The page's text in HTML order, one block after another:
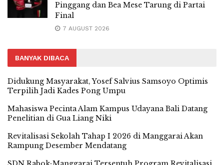
Pinggang dan Bea Mese Tarung di Partai
Final
7 AUGUST 2026
BANYAK DIBACA
Didukung Masyarakat, Yosef Salvius Samsoyo Optimis
Terpilih Jadi Kades Pong Umpu
Mahasiswa Pecinta Alam Kampus Udayana Bali Datang
Penelitian di Gua Liang Niki
Revitalisasi Sekolah Tahap I 2026 di Manggarai Akan
Rampung Desember Mendatang